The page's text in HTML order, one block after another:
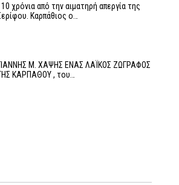
χρόνια από την αιματηρή απεργία της
Καρπάθιος ο…
Μ. ΧΑΨΗΣ ΕΝΑΣ ΛΑΪΚΟΣ ΖΩΓΡΑΦΟΣ
ΚΑΡΠΑΘΟΥ , του…